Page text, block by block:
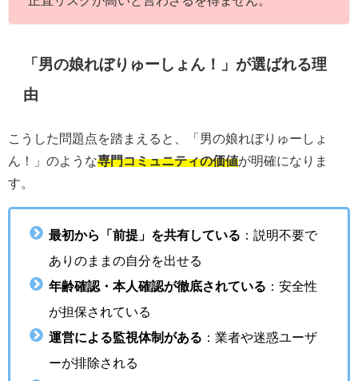
「男の娘れぼりゅーしょん！」が選ばれる理
由
こうした問題点を踏まえると、「男の娘れぼりゅーしょ
ん！」のような専門コミュニティの価値が明確になりま
す。
最初から「前提」を共有している ：説明不要で
ありのままの自分を出せる
年齢確認・本人確認が徹底されている ：安全性
が担保されている
運営による監視体制がある ：業者や迷惑ユーザ
ーが排除される